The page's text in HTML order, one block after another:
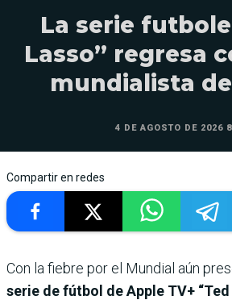
La serie
Lasso” regresa
mundialista
4 DE AGOSTO DE 2026
Compartir en redes
Con la fiebre por el Mundial aún
serie de fútbol de Apple TV+